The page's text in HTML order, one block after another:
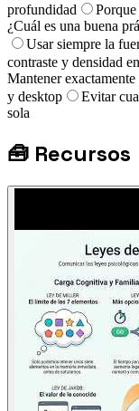
profundidad
¿Cuál es una buena
Usar siempre la
contraste y densidad
Mantener
y desktop
Evitar
sola
🧰 Recursos